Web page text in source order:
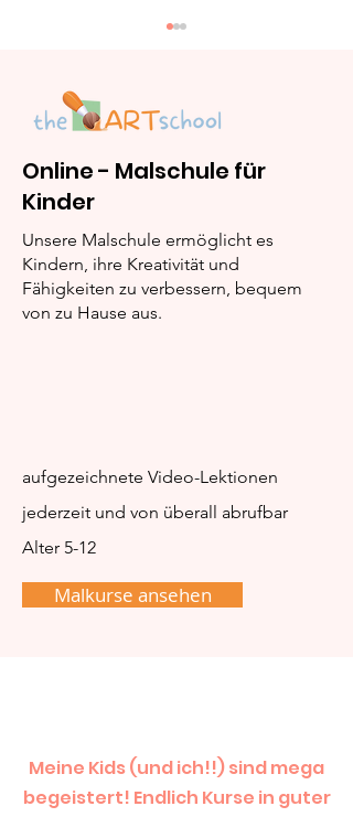
Kerze: Schritt-für-
Schritt Malanleitung
Online - Malschule für
Kinder
Unsere Malschule ermöglicht es
Kindern, ihre Kreativität und
Fähigkeiten zu verbessern, bequem
von zu Hause aus.
aufgezeichnete Video-Lektionen
jederzeit und von überall abrufbar
Alter 5-12
Malkurse ansehen
Meine Kids (und ich!!) sind mega
begeistert! Endlich Kurse in guter